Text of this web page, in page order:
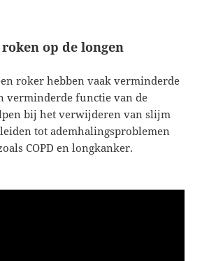
op de longen
roker hebben vaak verminderde
verminderde functie van de
bij het verwijderen van slijm
tot ademhalingsproblemen
COPD en longkanker.